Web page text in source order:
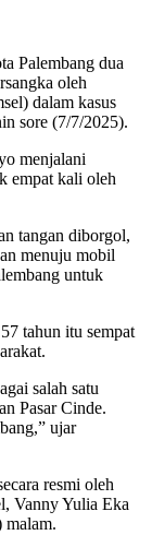
Palembang dua
oleh
dalam kasus
sore (7/7/2025).
menjalani
empat kali oleh
tangan diborgol,
menuju mobil
untuk
tahun itu sempat
salah satu
Pasar Cinde.
ujar
resmi oleh
Vanny Yulia Eka
malam.